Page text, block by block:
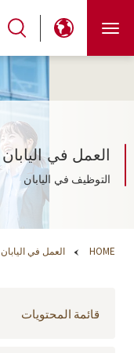
العمل في اليابان
التوظيف في اليابان
HOME العمل في اليابان
قائمة المحتويات